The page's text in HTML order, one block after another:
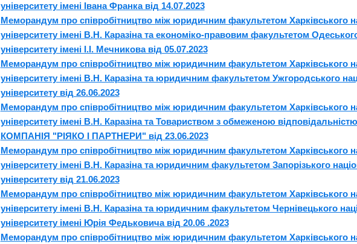
університету імені Івана Франка від 14.07.2023
Меморандум про співробітництво між юридичним факультетом Харківського
університету імені В.Н. Каразіна та економіко-правовим факультетом
університету імені І.І. Мечникова від 05.07.2023
Меморандум про співробітництво між юридичним факультетом Харківського
університету імені В.Н. Каразіна та юридичним факультетом Ужгородського
університету від 26.06.2023
Меморандум про співробітництво між юридичним факультетом Харківського
університету імені В.Н. Каразіна та Товариством з обмеженою
КОМПАНІЯ "РІЯКО І ПАРТНЕРИ" від 23.06.2023
Меморандум про співробітництво між юридичним факультетом Харківського
університету імені В.Н. Каразіна та юридичним факультетом Запорізького
університету від 21.06.2023
Меморандум про співробітництво між юридичним факультетом Харківського
університету імені В.Н. Каразіна та юридичним факультетом Чернівецького
університету імені Юрія Федьковича від 20.06 .2023
Меморандум про співробітництво між юридичним факультетом Харківського